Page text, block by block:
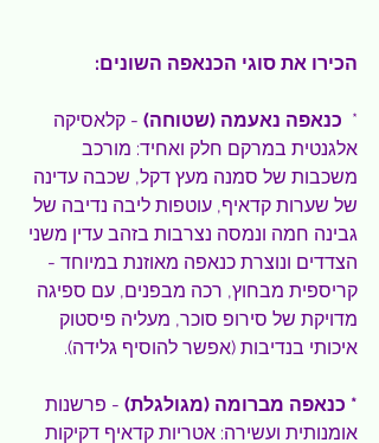
הכירו את סוגי הכנאפה השונים:
* כנאפה נאעמה (שטוחה) - קלאסיקה
אלגנטית במרקם חלק ואחיד: מורכב
משכבות של סמנה מעץ דקל, שכבה עדינה
של שערות קדאיף, עוטפות ליבה נדיבה של
גבינה חמה ונמסה נצרבות בזהב עדין משני
הצדדים ונוצרת כנאפה מאוזנת במיוחד -
קריספית מבחוץ, רכה מבפנים, עם ספיגה
מדויקת של סירופ סוכר, מעליה פיסטוק
איכותי בנדיבות (אפשר להוסיף גלידה).
* כנאפה מברומה (מגולגלת) - פרשנות
אומנותית ועשירה: אטריות קדאיף דקיקות